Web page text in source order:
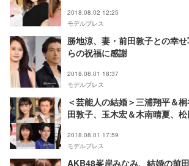
2018.08.02 12:25
モデルプレス
勝地涼、妻・前田敦子との幸
らの祝福に感謝
2018.08.01 18:37
モデルプレス
＜芸能人の結婚＞三浦翔平＆
田敦子、玉木宏＆木南晴夏、
2018.08.01 17:59
モデルプレス
AKB48峯岸みなみ、結婚の前